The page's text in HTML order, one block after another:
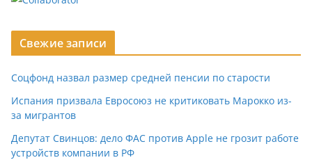
Свежие записи
Соцфонд назвал размер средней пенсии по старости
Испания призвала Евросоюз не критиковать Марокко из-
за мигрантов
Депутат Свинцов: дело ФАС против Apple не грозит работе
устройств компании в РФ